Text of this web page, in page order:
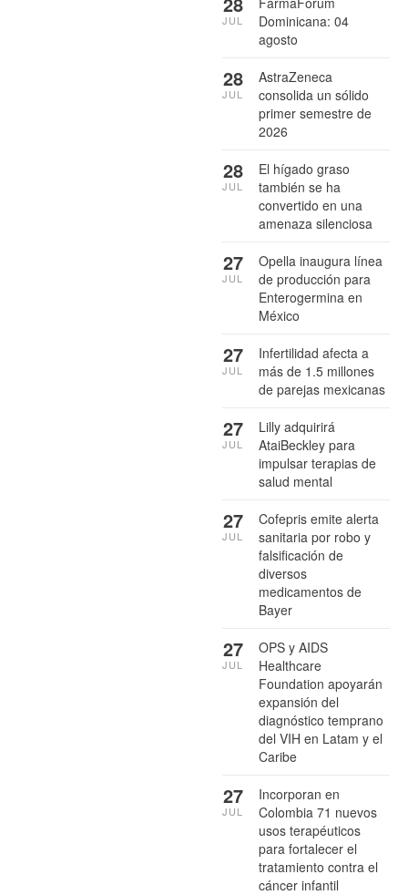
Dominicana: 04
agosto
JUL
AstraZeneca
consolida un sólido
primer semestre de
2026
28
JUL
El hígado graso
también se ha
convertido en una
amenaza silenciosa
28
JUL
Opella inaugura línea
de producción para
Enterogermina en
México
27
JUL
Infertilidad afecta a
más de 1.5 millones
de parejas mexicanas
27
JUL
Lilly adquirirá
AtaiBeckley para
impulsar terapias de
salud mental
27
JUL
Cofepris emite alerta
sanitaria por robo y
falsificación de
diversos
medicamentos de
Bayer
27
JUL
OPS y AIDS
Healthcare
Foundation apoyarán
expansión del
diagnóstico temprano
del VIH en Latam y el
Caribe
27
JUL
Incorporan en
Colombia 71 nuevos
usos terapéuticos
para fortalecer el
tratamiento contra el
cáncer infantil
27
JUL